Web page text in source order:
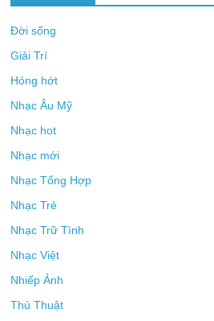
Đời sống
Giải Trí
Hóng hớt
Nhạc Âu Mỹ
Nhạc hot
Nhạc mới
Nhạc Tổng Hợp
Nhạc Trẻ
Nhạc Trữ Tình
Nhạc Việt
Nhiếp Ảnh
Thủ Thuật